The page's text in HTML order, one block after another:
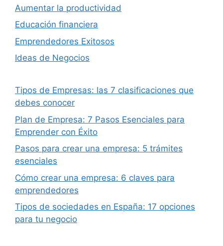
Aumentar la productividad
Educación financiera
Emprendedores Exitosos
Ideas de Negocios
Tipos de Empresas: las 7 clasificaciones que
debes conocer
Plan de Empresa: 7 Pasos Esenciales para
Emprender con Éxito
Pasos para crear una empresa: 5 trámites
esenciales
Cómo crear una empresa: 6 claves para
emprendedores
Tipos de sociedades en España: 17 opciones
para tu negocio